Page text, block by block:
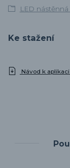
LED nástěnná
Ke stažení
Návod k